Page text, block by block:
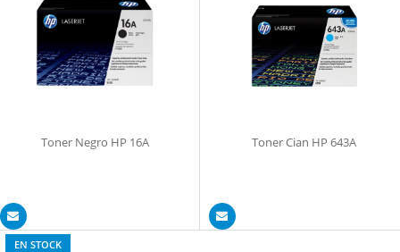
Toner Negro HP 16A Toner Cian HP 643A
EN STOCK